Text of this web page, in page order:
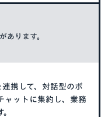
あります。
携して、対話型のボ
ャットに集約し、業務